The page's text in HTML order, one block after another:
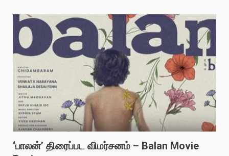
‘பாலன்’ திரைப்பட விமர்சனம் – Balan Movie